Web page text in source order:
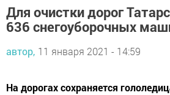
Для очистки дорог
636 снегоуборочных
автор, 11 января 2021 - 14:59
На дорогах сохраняется